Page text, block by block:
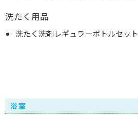
洗たく用品
洗たく洗剤レギュラーボトルセット
浴室